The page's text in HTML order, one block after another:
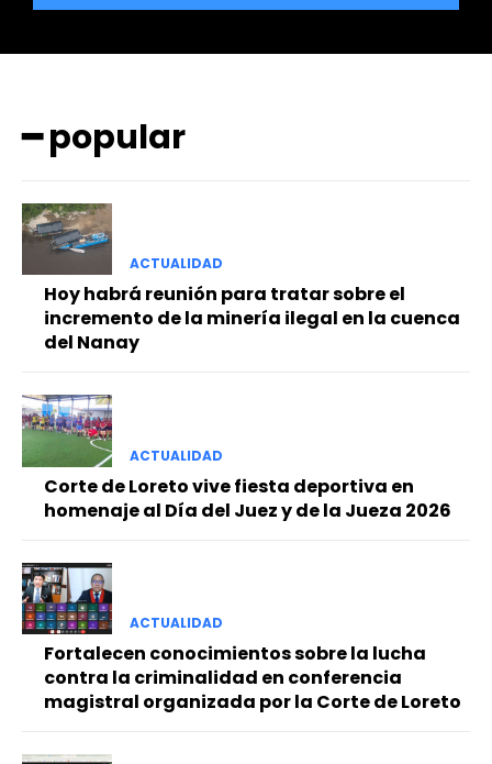
━ Planes
━ popular
ACTUALIDAD
Hoy habrá reunión para tratar sobre el
incremento de la minería ilegal en la cuenca
del Nanay
ACTUALIDAD
Corte de Loreto vive fiesta deportiva en
homenaje al Día del Juez y de la Jueza 2026
ACTUALIDAD
Fortalecen conocimientos sobre la lucha
contra la criminalidad en conferencia
magistral organizada por la Corte de Loreto